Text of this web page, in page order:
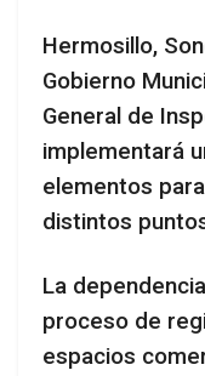
Hermosillo,
Gobierno
General de
implementará
elementos
distintos
La
proceso de
espacios